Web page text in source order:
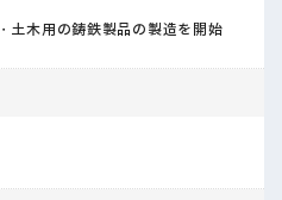
土木用の鋳鉄製品の製造を開始